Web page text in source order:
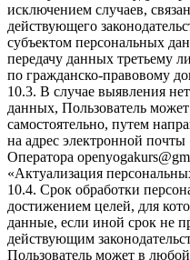
исключением случаев,
действующего
субъектом персональных
передачу данных третьему
по гражданско-правовому
10.3. В случае выявления
данных, Пользователь
самостоятельно, путем
на адрес электронной почты
Оператора
«Актуализация
10.4. Срок обработки
достижением целей, для
данные, если иной срок не
действующим
Пользователь может в любой